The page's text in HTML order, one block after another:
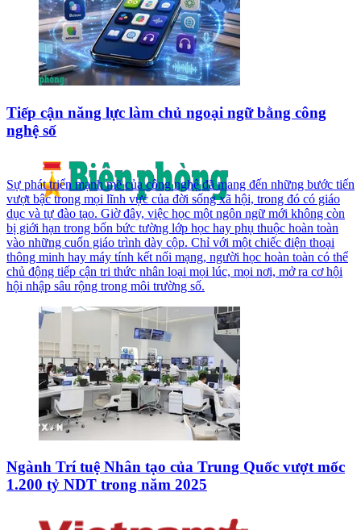
Tiếp cận năng lực làm chủ ngoại ngữ bằng công
nghệ số
Sự phát triển mạnh mẽ của công nghệ đã mang đến những bước tiến
vượt bậc trong mọi lĩnh vực của đời sống xã hội, trong đó có giáo
dục và tự đào tạo. Giờ đây, việc học một ngôn ngữ mới không còn
bị giới hạn trong bốn bức tường lớp học hay phụ thuộc hoàn toàn
vào những cuốn giáo trình dày cộp. Chỉ với một chiếc điện thoại
thông minh hay máy tính kết nối mạng, người học hoàn toàn có thể
chủ động tiếp cận tri thức nhân loại mọi lúc, mọi nơi, mở ra cơ hội
hội nhập sâu rộng trong môi trường số.
Ngành Trí tuệ Nhân tạo của Trung Quốc vượt mốc
1.200 tỷ NDT trong năm 2025